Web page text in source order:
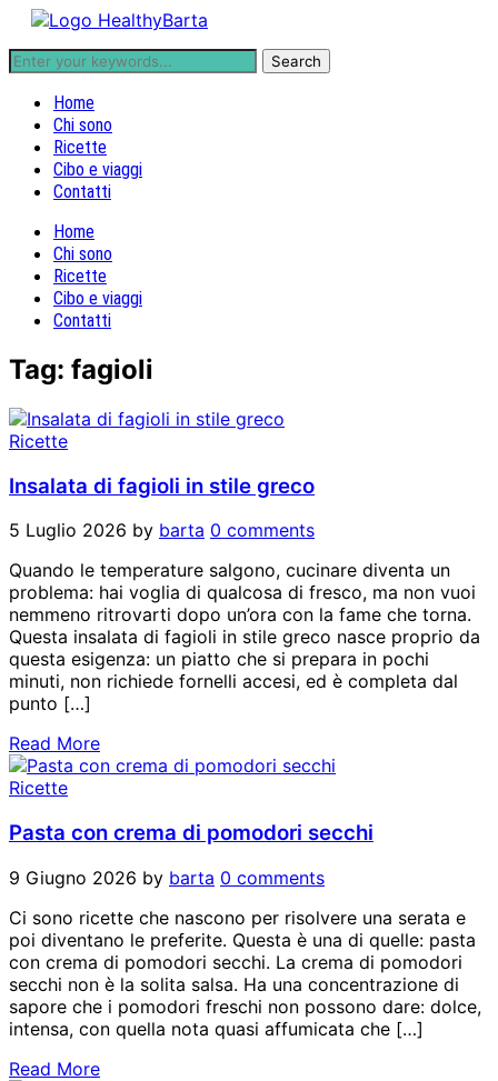
Home
Chi sono
Ricette
Cibo e viaggi
Contatti
Home
Chi sono
Ricette
Cibo e viaggi
Contatti
Tag: fagioli
Ricette
Insalata di fagioli in stile greco
5 Luglio 2026 by barta 0 comments
Quando le temperature salgono, cucinare diventa un
problema: hai voglia di qualcosa di fresco, ma non vuoi
nemmeno ritrovarti dopo un’ora con la fame che torna.
Questa insalata di fagioli in stile greco nasce proprio da
questa esigenza: un piatto che si prepara in pochi
minuti, non richiede fornelli accesi, ed è completa dal
punto […]
Read More
Ricette
Pasta con crema di pomodori secchi
9 Giugno 2026 by barta 0 comments
Ci sono ricette che nascono per risolvere una serata e
poi diventano le preferite. Questa è una di quelle: pasta
con crema di pomodori secchi. La crema di pomodori
secchi non è la solita salsa. Ha una concentrazione di
sapore che i pomodori freschi non possono dare: dolce,
intensa, con quella nota quasi affumicata che […]
Read More